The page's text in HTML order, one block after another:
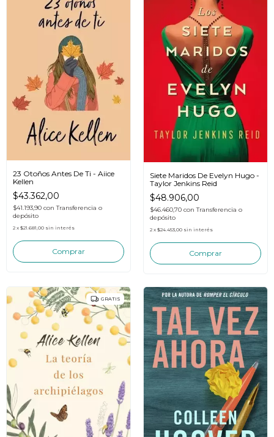
23 Otoños Antes De Ti - Aiice
Kellen
$43.362,00
$41.193,90 con Transferencia o
depósito
2 x $21.681,00 sin interés
Siete Maridos De Evelyn Hugo -
Taylor Jenkins Reid
$48.906,00
$46.460,70 con Transferencia o
depósito
2 x $24.453,00 sin interés
GRATIS